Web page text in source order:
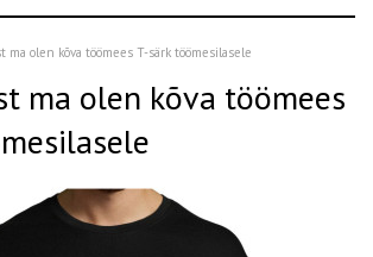
ma olen kõva töömees T-särk töömesilasele
ma olen kõva töömees